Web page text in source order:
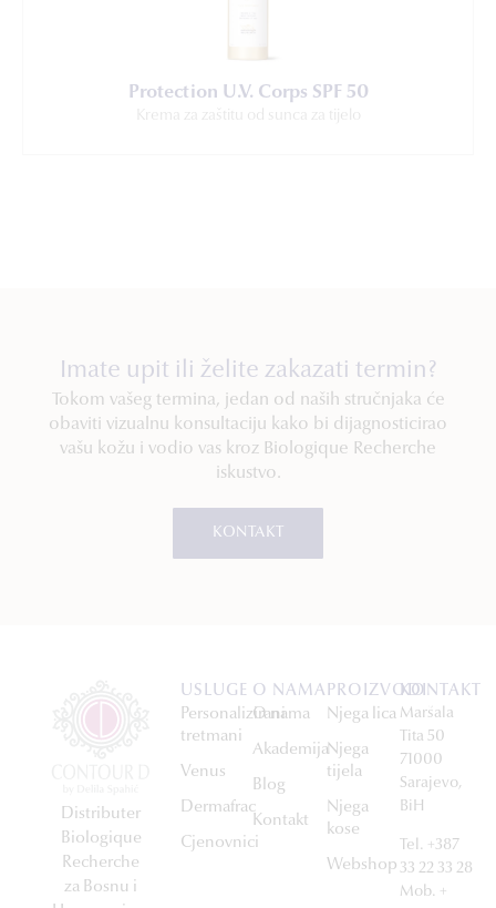
Protection U.V. Corps SPF 50
Krema za zaštitu od sunca za tijelo
Imate upit ili želite zakazati termin?
Tokom vašeg termina, jedan od naših stručnjaka će
obaviti vizualnu konsultaciju kako bi dijagnosticirao
vašu kožu i vodio vas kroz Biologique Recherche
iskustvo.
KONTAKT
Distributer
Biologique
Recherche
za Bosnu i
USLUGE
Personalizirani
tretmani
Venus
Dermafrac
Cjenovnici
O NAMA
O nama
Akademija
Blog
Kontakt
PROIZVODI
Njega lica
Njega
tijela
Njega
kose
Webshop
KONTAKT
Maršala
Tita 50
71000
Sarajevo,
BiH
Tel. +387
33 22 33 28
Mob. +